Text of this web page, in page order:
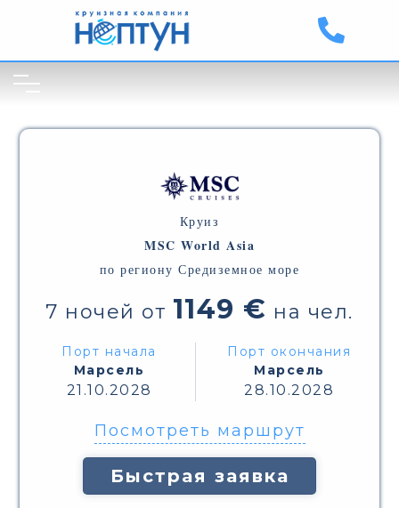
Круиз
MSC World Asia
по региону Средиземное море
7 ночей от 1149 € на чел.
Порт начала
Марсель
21.10.2028
Порт окончания
Марсель
28.10.2028
Посмотреть маршрут
Быстрая заявка